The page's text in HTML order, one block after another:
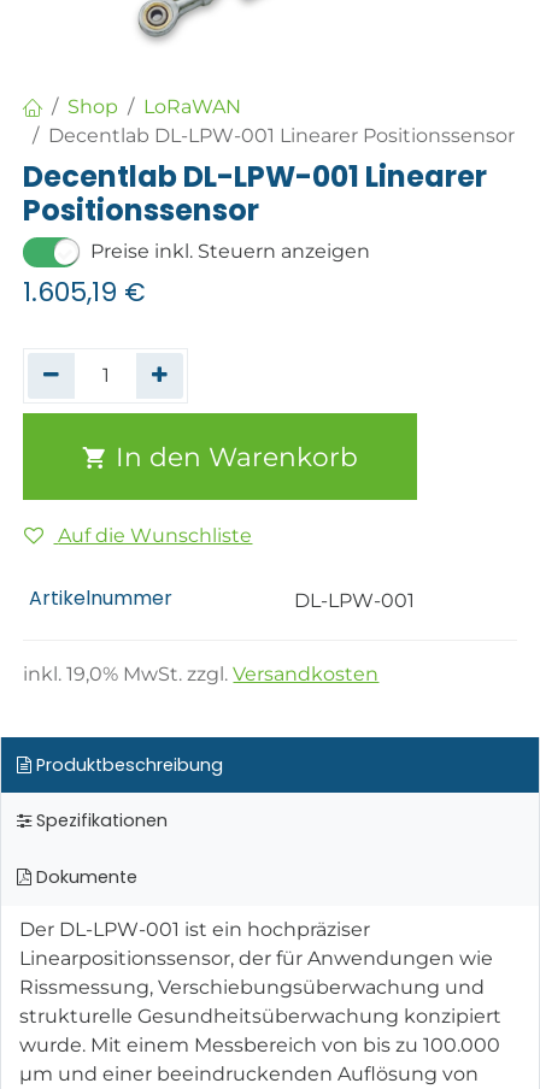
Shop
LoRaWAN
Decentlab DL-LPW-001 Linearer Positionssensor
Decentlab DL-LPW-001 Linearer
Positionssensor
Preise inkl. Steuern anzeigen
1.605,19 €
In den Warenkorb
Auf die Wunschliste
Artikelnummer DL-LPW-001
inkl.19,0% MwSt. zzgl.Versandkosten
Produktbeschreibung
Spezifikationen
Dokumente
Der DL-LPW-001 ist ein hochpräziser
Linearpositionssensor, der für Anwendungen wie
Rissmessung, Verschiebungsüberwachung und
strukturelle Gesundheitsüberwachung konzipiert
wurde. Mit einem Messbereich von bis zu 100.000
µm und einer beeindruckenden Auflösung von